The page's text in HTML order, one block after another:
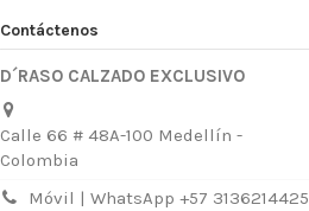
Contáctenos
D´RASO CALZADO EXCLUSIVO
Calle 66 # 48A-100 Medellín -
Colombia
Móvil | WhatsApp +57 3136214425